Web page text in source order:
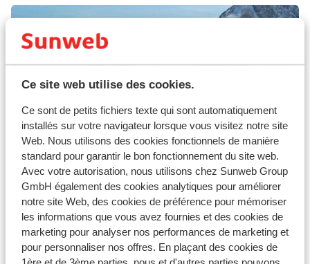
Ce site web utilise des cookies.
Ce sont de petits fichiers texte qui sont automatiquement
installés sur votre navigateur lorsque vous visitez notre site
Web. Nous utilisons des cookies fonctionnels de manière
standard pour garantir le bon fonctionnement du site web.
Avec votre autorisation, nous utilisons chez Sunweb Group
GmbH également des cookies analytiques pour améliorer
notre site Web, des cookies de préférence pour mémoriser
les informations que vous avez fournies et des cookies de
marketing pour analyser nos performances de marketing et
pour personnaliser nos offres. En plaçant des cookies de
Arabba Marmolada